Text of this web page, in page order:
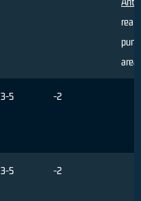
area
3-5 -2
3-5 -2